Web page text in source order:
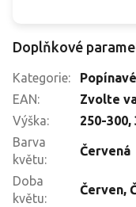
Doplňkové
Kategorie:
EAN:
Zvolte
Výška: 250-300,
Barva
květu:
Červená
Doba
květu:
Červen,